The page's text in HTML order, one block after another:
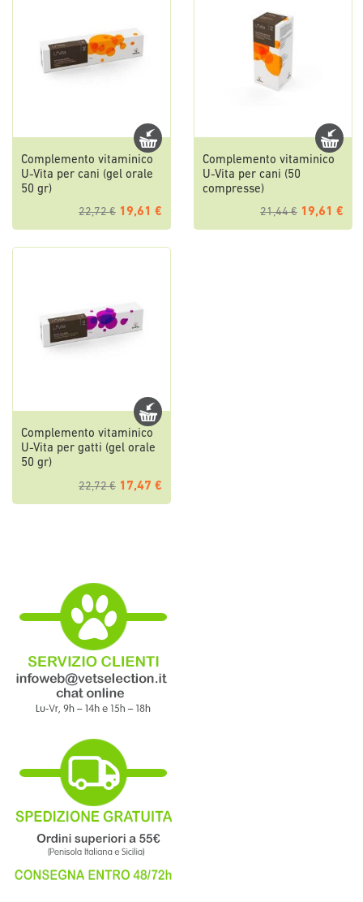
Complemento vitaminico
U-Vita per cani (gel orale
50 gr)
22,72 € 19,61 €
Complemento vitaminico
U-Vita per cani (50
compresse)
21,44 € 19,61 €
Complemento vitaminico
U-Vita per gatti (gel orale
50 gr)
22,72 € 17,47 €